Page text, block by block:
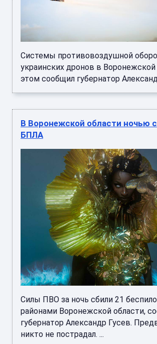
Системы противовоздушной
украинских дронов в Воронежской
этом сообщил губернатор
В Воронежской области ночью
БПЛА
Силы ПВО за ночь сбили 21
районами Воронежской области,
губернатор Александр Гусев.
никто не пострадал. ...